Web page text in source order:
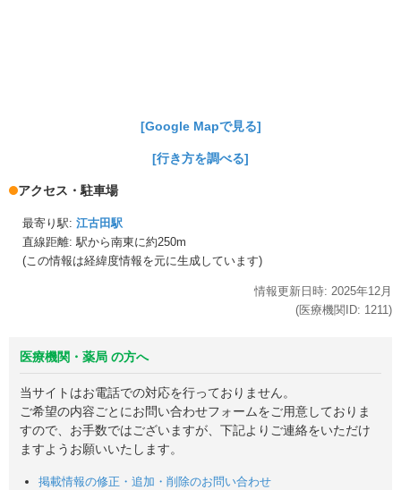
[Google Mapで見る]
[行き方を調べる]
アクセス・駐車場
最寄り駅: 江古田駅
直線距離: 駅から南東に約250m
(この情報は経緯度情報を元に生成しています)
情報更新日時: 2025年12月
(医療機関ID: 1211)
医療機関・薬局 の方へ
当サイトはお電話での対応を行っておりません。
ご希望の内容ごとにお問い合わせフォームをご用意しておりま
すので、お手数ではございますが、下記よりご連絡をいただけ
ますようお願いいたします。
掲載情報の修正・追加・削除のお問い合わせ